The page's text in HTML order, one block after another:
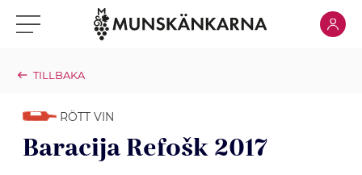
Klicka för meny Klicka
TILLBAKA
RÖTT VIN
Baracija Refošk 2017